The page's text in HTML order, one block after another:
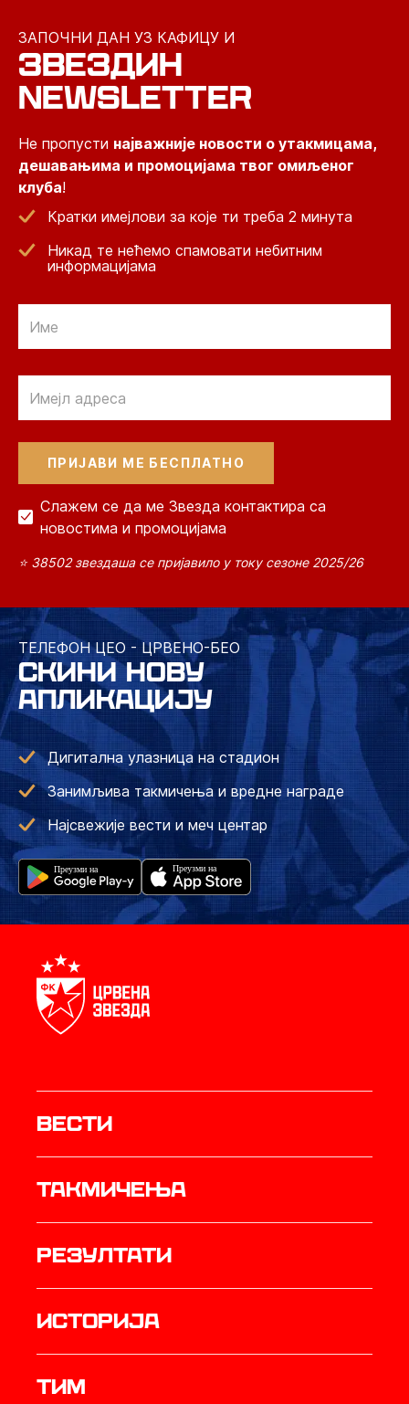
ЗАПОЧНИ ДАН УЗ КАФИЦУ И
ЗВЕЗДИН
NEWSLETTER
Не пропусти најважније новости о утакмицама,
дешавањима и промоцијама твог омиљеног
клуба!
Кратки имејлови за које ти треба 2 минута
Никад те нећемо спамовати небитним
информацијама
Слажем се да ме Звезда контактира са
новостима и промоцијама
⭐ 38502 звездаша се пријавило у току сезоне 2025/26
ТЕЛЕФОН ЦЕО - ЦРВЕНО-БЕО
СКИНИ НОВУ
АПЛИКАЦИЈУ
Дигитална улазница на стадион
Занимљива такмичења и вредне награде
Најсвежије вести и меч центар
Вести
Такмичења
резултати
историја
ТИМ